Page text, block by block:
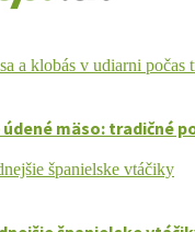
mäso: tradičné